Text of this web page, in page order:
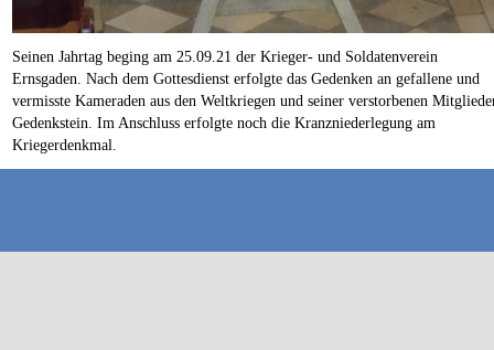
Seinen Jahrtag beging am 25.09.21 der Krieger- und Soldatenverein
Ernsgaden. Nach dem Gottesdienst erfolgte das Gedenken an gefallene und
vermisste Kameraden aus den Weltkriegen und seiner verstorbenen
Gedenkstein. Im Anschluss erfolgte noch die Kranzniederlegung am
Kriegerdenkmal.